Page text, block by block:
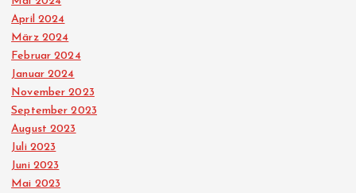
April 2024
März 2024
Februar 2024
Januar 2024
November 2023
September 2023
August 2023
Juli 2023
Juni 2023
Mai 2023